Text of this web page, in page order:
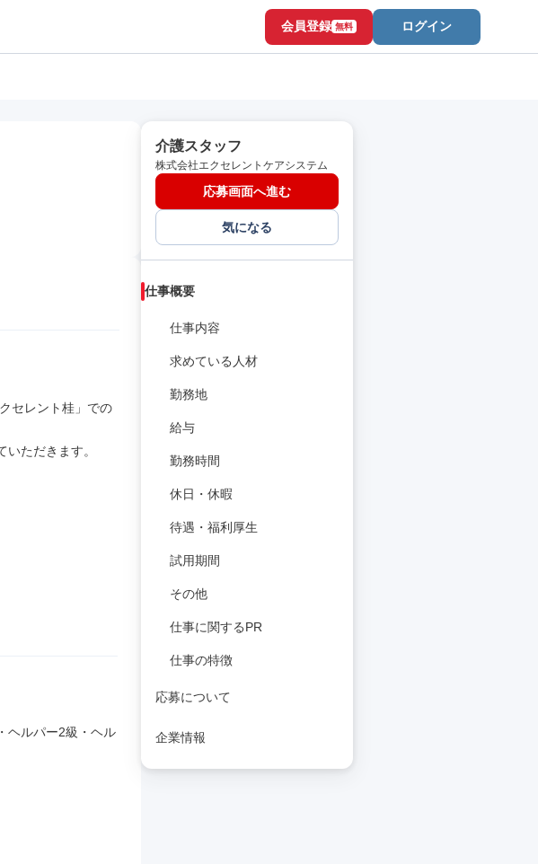
会員登録 無料 ログイン
セレント桂」での
ただきます。
ヘルパー2級・ヘル
介護スタッフ
株式会社エクセレントケアシステム
応募画面へ進む
気になる
仕事概要
仕事内容
求めている人材
勤務地
給与
勤務時間
休日・休暇
待遇・福利厚生
試用期間
その他
仕事に関するPR
仕事の特徴
応募について
企業情報